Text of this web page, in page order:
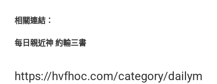
相關連結：
每日親近神 約輸三書
https://hvfhoc.com/category/dailym